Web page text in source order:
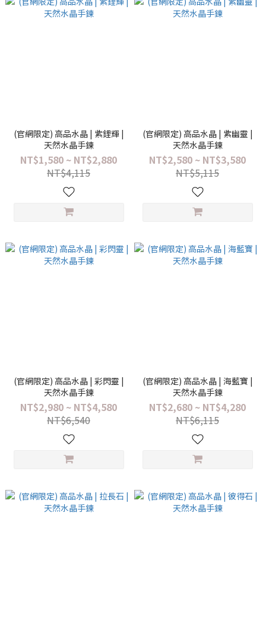
(官網限定) 高品水晶 | 紫鋰輝 |
天然水晶手鍊
NT$1,580 ~ NT$2,880
NT$4,115
(官網限定) 高品水晶 | 紫幽靈 |
天然水晶手鍊
NT$2,580 ~ NT$3,580
NT$5,115
(官網限定) 高品水晶 | 彩閃靈 |
天然水晶手鍊
NT$2,980 ~ NT$4,580
NT$6,540
(官網限定) 高品水晶 | 海藍寶 |
天然水晶手鍊
NT$2,680 ~ NT$4,280
NT$6,115